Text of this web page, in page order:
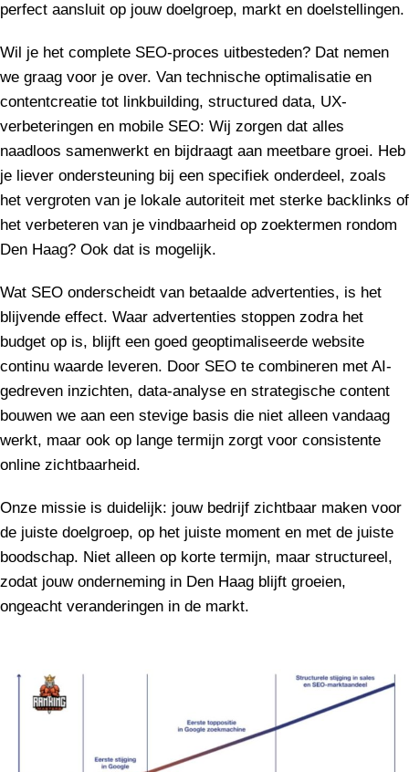
perfect aansluit op jouw doelgroep, markt en doelstellingen.
Wil je het complete SEO-proces uitbesteden? Dat nemen
we graag voor je over. Van technische optimalisatie en
contentcreatie tot linkbuilding, structured data, UX-
verbeteringen en mobile SEO: Wij zorgen dat alles
naadloos samenwerkt en bijdraagt aan meetbare groei. Heb
je liever ondersteuning bij een specifiek onderdeel, zoals
het vergroten van je lokale autoriteit met sterke backlinks of
het verbeteren van je vindbaarheid op zoektermen rondom
Den Haag? Ook dat is mogelijk.
Wat SEO onderscheidt van betaalde advertenties, is het
blijvende effect. Waar advertenties stoppen zodra het
budget op is, blijft een goed geoptimaliseerde website
continu waarde leveren. Door SEO te combineren met AI-
gedreven inzichten, data-analyse en strategische content
bouwen we aan een stevige basis die niet alleen vandaag
werkt, maar ook op lange termijn zorgt voor consistente
online zichtbaarheid.
Onze missie is duidelijk: jouw bedrijf zichtbaar maken voor
de juiste doelgroep, op het juiste moment en met de juiste
boodschap. Niet alleen op korte termijn, maar structureel,
zodat jouw onderneming in Den Haag blijft groeien,
ongeacht veranderingen in de markt.